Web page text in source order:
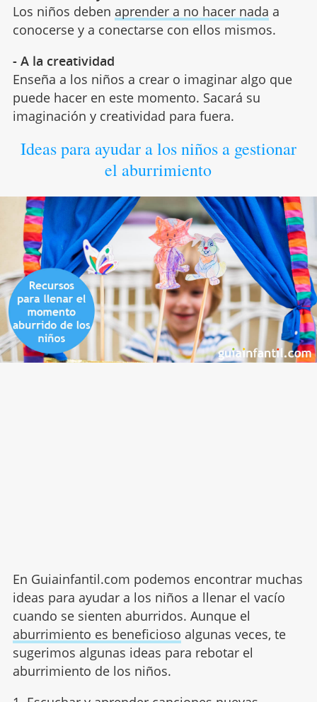
Los niños deben aprender a no hacer nada a
conocerse y a conectarse con ellos mismos.
- A la creatividad
Enseña a los niños a crear o imaginar algo que
puede hacer en este momento. Sacará su
imaginación y creatividad para fuera.
Ideas para ayudar a los niños a gestionar
el aburrimiento
En Guiainfantil.com podemos encontrar muchas
ideas para ayudar a los niños a llenar el vacío
cuando se sienten aburridos. Aunque el
aburrimiento es beneficioso algunas veces, te
sugerimos algunas ideas para rebotar el
aburrimiento de los niños.